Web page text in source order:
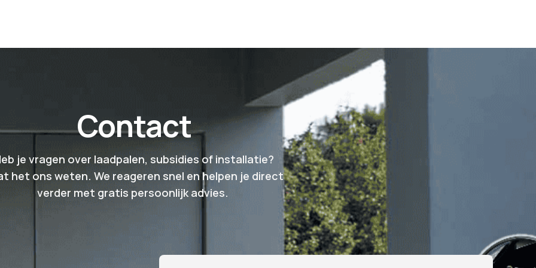
Contact
je vragen over laadpalen, subsidies of installatie?
het ons weten. We reageren snel en helpen je direct
verder met gratis persoonlijk advies.